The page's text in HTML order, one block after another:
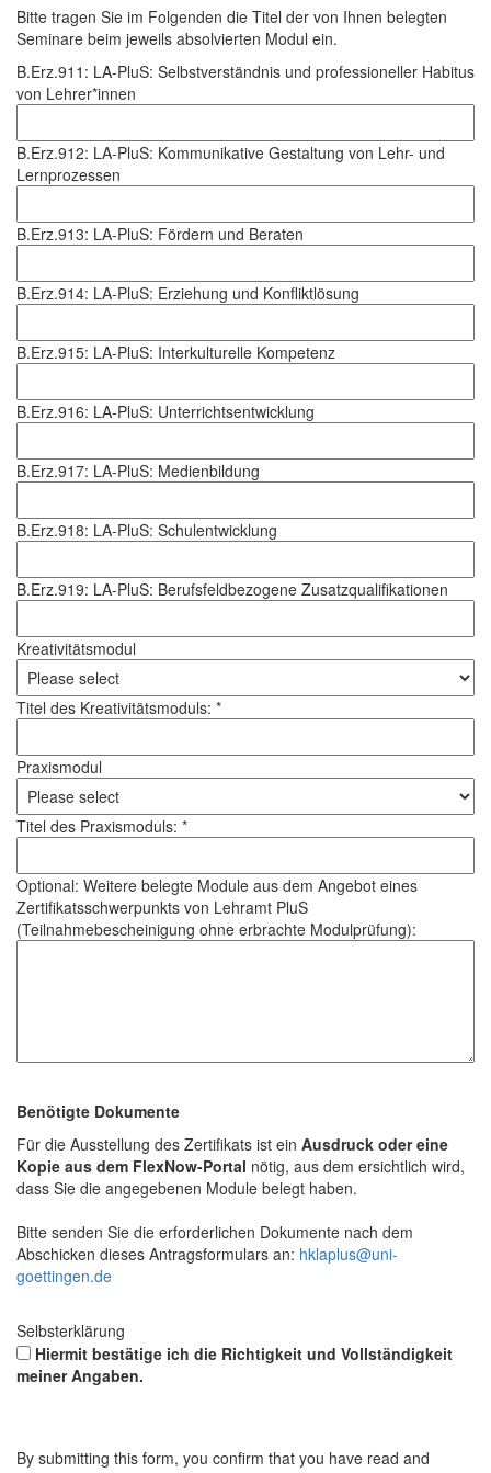
Bitte tragen Sie im Folgenden die Titel der von Ihnen belegten
Seminare beim jeweils absolvierten Modul ein.
B.Erz.911: LA-PluS: Selbstverständnis und professioneller Habitus
von Lehrer*innen
B.Erz.912: LA-PluS: Kommunikative Gestaltung von Lehr- und
Lernprozessen
B.Erz.913: LA-PluS: Fördern und Beraten
B.Erz.914: LA-PluS: Erziehung und Konfliktlösung
B.Erz.915: LA-PluS: Interkulturelle Kompetenz
B.Erz.916: LA-PluS: Unterrichtsentwicklung
B.Erz.917: LA-PluS: Medienbildung
B.Erz.918: LA-PluS: Schulentwicklung
B.Erz.919: LA-PluS: Berufsfeldbezogene Zusatzqualifikationen
Kreativitätsmodul
Titel des Kreativitätsmoduls: *
Praxismodul
Titel des Praxismoduls: *
Optional: Weitere belegte Module aus dem Angebot eines
Zertifikatsschwerpunkts von Lehramt PluS
(Teilnahmebescheinigung ohne erbrachte Modulprüfung):
Benötigte Dokumente
Für die Ausstellung des Zertifikats ist ein Ausdruck oder eine
Kopie aus dem FlexNow-Portal nötig, aus dem ersichtlich wird,
dass Sie die angegebenen Module belegt haben.
Bitte senden Sie die erforderlichen Dokumente nach dem
Abschicken dieses Antragsformulars an: hklaplus@uni-
goettingen.de
Selbsterklärung
Hiermit bestätige ich die Richtigkeit und Vollständigkeit
meiner Angaben.
By submitting this form, you confirm that you have read and